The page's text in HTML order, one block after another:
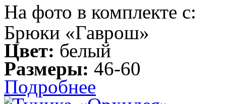
На фото в комплекте с:
Брюки «Гаврош»
Цвет: белый
Размеры: 46-60
Подробнее